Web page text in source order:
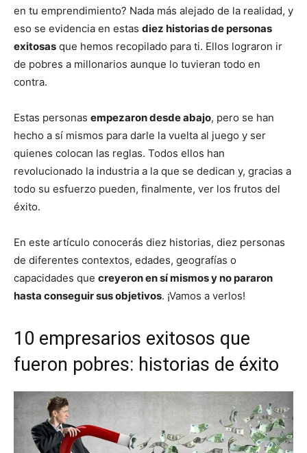
en tu emprendimiento? Nada más alejado de la realidad, y
eso se evidencia en estas diez historias de personas
exitosas que hemos recopilado para ti. Ellos lograron ir
de pobres a millonarios aunque lo tuvieran todo en
contra.
Estas personas empezaron desde abajo, pero se han
hecho a sí mismos para darle la vuelta al juego y ser
quienes colocan las reglas. Todos ellos han
revolucionado la industria a la que se dedican y, gracias a
todo su esfuerzo pueden, finalmente, ver los frutos del
éxito.
En este artículo conocerás diez historias, diez personas
de diferentes contextos, edades, geografías o
capacidades que creyeron en sí mismos y no pararon
hasta conseguir sus objetivos. ¡Vamos a verlos!
10 empresarios exitosos que
fueron pobres: historias de éxito